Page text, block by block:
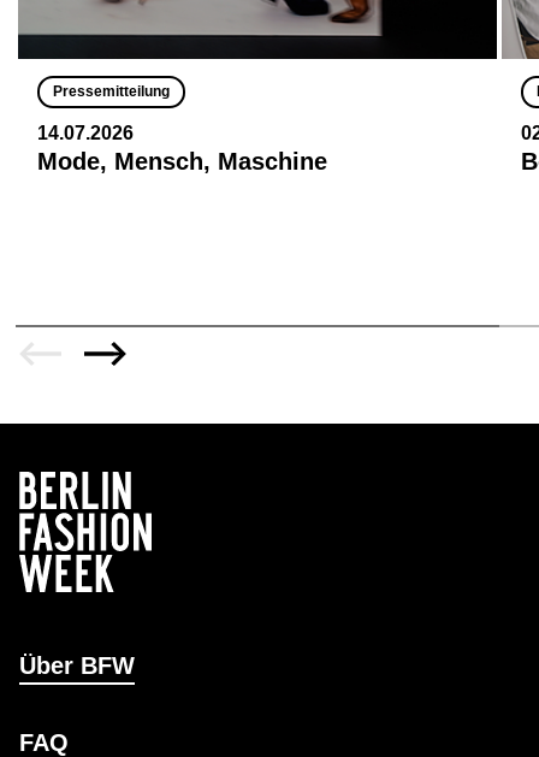
Pressemitteilung
14.07.2026
Mode, Mensch, Maschine
Über BFW
FAQ